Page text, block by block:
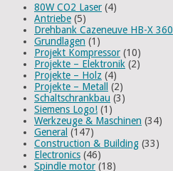
80W CO2 Laser (4)
Antriebe (5)
Drehbank Cazeneuve HB-X 360
Grundlagen (1)
Projekt Kompressor (10)
Projekte – Elektronik (2)
Projekte – Holz (4)
Projekte – Metall
(2)
Schaltschrankbau (3)
Siemens Logo! (1)
Werkzeuge & Maschinen (34)
General (147)
Construction & Building (33)
Electronics (46)
Spindle motor (18)